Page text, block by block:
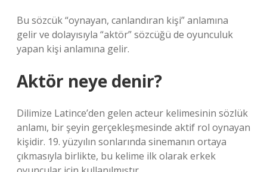
Bu sözcük “oynayan, canlandıran kişi” anlamına
gelir ve dolayısıyla “aktör” sözcüğü de oyunculuk
yapan kişi anlamına gelir.
Aktör neye denir?
Dilimize Latince’den gelen acteur kelimesinin sözlük
anlamı, bir şeyin gerçekleşmesinde aktif rol oynayan
kişidir. 19. yüzyılın sonlarında sinemanın ortaya
çıkmasıyla birlikte, bu kelime ilk olarak erkek